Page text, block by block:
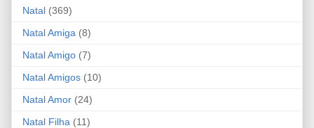
Natal (369)
Natal Amiga (8)
Natal Amigo (7)
Natal Amigos (10)
Natal Amor (24)
Natal Filha (11)